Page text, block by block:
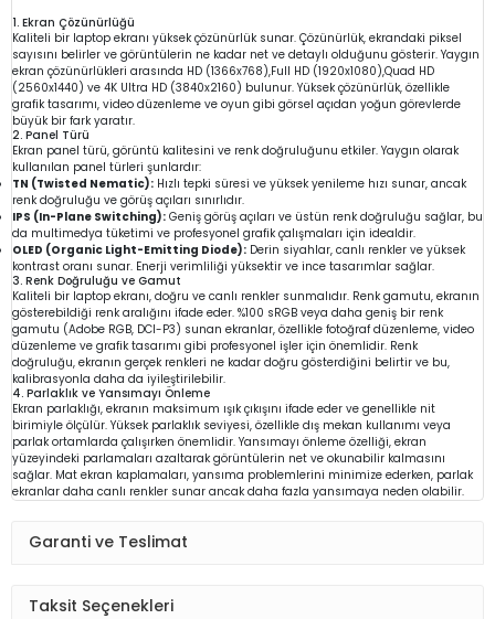
1. Ekran Çözünürlüğü
Kaliteli bir laptop ekranı yüksek çözünürlük sunar. Çözünürlük, ekrandaki piksel
sayısını belirler ve görüntülerin ne kadar net ve detaylı olduğunu gösterir. Yaygın
ekran çözünürlükleri arasında HD (1366x768),Full HD (1920x1080),Quad HD
(2560x1440) ve 4K Ultra HD (3840x2160) bulunur. Yüksek çözünürlük, özellikle
grafik tasarımı, video düzenleme ve oyun gibi görsel açıdan yoğun görevlerde
büyük bir fark yaratır.
2. Panel Türü
Ekran panel türü, görüntü kalitesini ve renk doğruluğunu etkiler. Yaygın olarak
kullanılan panel türleri şunlardır:
TN (Twisted Nematic): Hızlı tepki süresi ve yüksek yenileme hızı sunar, ancak
renk doğruluğu ve görüş açıları sınırlıdır.
IPS (In-Plane Switching): Geniş görüş açıları ve üstün renk doğruluğu sağlar, bu
da multimedya tüketimi ve profesyonel grafik çalışmaları için idealdir.
OLED (Organic Light-Emitting Diode): Derin siyahlar, canlı renkler ve yüksek
kontrast oranı sunar. Enerji verimliliği yüksektir ve ince tasarımlar sağlar.
3. Renk Doğruluğu ve Gamut
Kaliteli bir laptop ekranı, doğru ve canlı renkler sunmalıdır. Renk gamutu, ekranın
gösterebildiği renk aralığını ifade eder. %100 sRGB veya daha geniş bir renk
gamutu (Adobe RGB, DCI-P3) sunan ekranlar, özellikle fotoğraf düzenleme, video
düzenleme ve grafik tasarımı gibi profesyonel işler için önemlidir. Renk
doğruluğu, ekranın gerçek renkleri ne kadar doğru gösterdiğini belirtir ve bu,
kalibrasyonla daha da iyileştirilebilir.
4. Parlaklık ve Yansımayı Önleme
Ekran parlaklığı, ekranın maksimum ışık çıkışını ifade eder ve genellikle nit
birimiyle ölçülür. Yüksek parlaklık seviyesi, özellikle dış mekan kullanımı veya
parlak ortamlarda çalışırken önemlidir. Yansımayı önleme özelliği, ekran
yüzeyindeki parlamaları azaltarak görüntülerin net ve okunabilir kalmasını
sağlar. Mat ekran kaplamaları, yansıma problemlerini minimize ederken, parlak
ekranlar daha canlı renkler sunar ancak daha fazla yansımaya neden olabilir.
Garanti ve Teslimat
Taksit Seçenekleri